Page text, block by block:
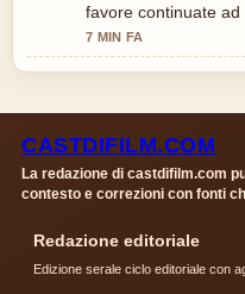
favore continuate ad
7 MIN FA
CASTDIFILM.COM
La redazione di castdifilm.com
contesto e correzioni con fonti
Redazione editoriale
Edizione serale ciclo editoriale con